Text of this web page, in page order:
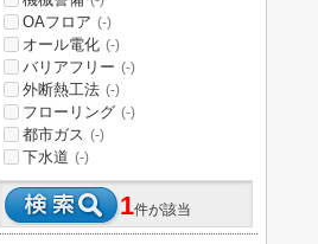
OAフロア (-)
オール電化 (-)
バリアフリー (-)
外断熱工法 (-)
フローリング (-)
都市ガス (-)
下水道 (-)
1件が該当